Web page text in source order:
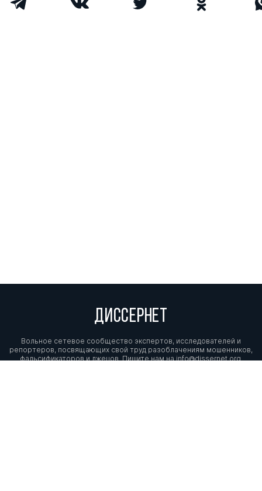
ДИССЕРНЕТ
Вольное сетевое сообщество экспертов, исследователей и
репортеров, посвящающих свой труд разоблачениям мошенников,
фальсификаторов и лжецов. Пишите нам наinfo@dissernet.org.